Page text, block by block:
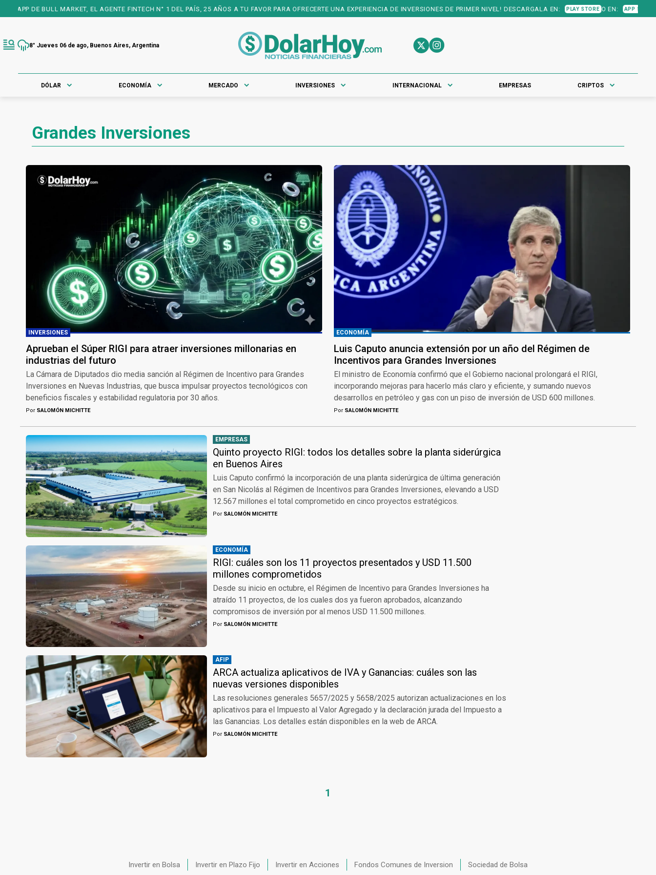
BULL MARKET, EL AGENTE FINTECH N° 1 DEL PAÍS, 25 AÑOS A TU FAVOR PARA OFRECERTE UNA EXPERIENCIA DE INVERSIONES DE PRIMER NIVEL! DESCARGALA EN: PLAY STORE O EN: APP STORE
8° Jueves 06 de ago, Buenos Aires, Argentina
DÓLAR ECONOMÍA MERCADO INVERSIONES INTERNACIONAL EMPRESAS CRIPTOS
Grandes Inversiones
INVERSIONES
Aprueban el Súper RIGI para atraer inversiones millonarias en
industrias del futuro
La Cámara de Diputados dio media sanción al Régimen de Incentivo para Grandes
Inversiones en Nuevas Industrias, que busca impulsar proyectos tecnológicos con
beneficios fiscales y estabilidad regulatoria por 30 años.
Por SALOMÓN MICHITTE
ECONOMÍA
Luis Caputo anuncia extensión por un año del Régimen de
Incentivos para Grandes Inversiones
El ministro de Economía confirmó que el Gobierno nacional prolongará el RIGI,
incorporando mejoras para hacerlo más claro y eficiente, y sumando nuevos
desarrollos en petróleo y gas con un piso de inversión de USD 600 millones.
Por SALOMÓN MICHITTE
EMPRESAS
Quinto proyecto RIGI: todos los detalles sobre la planta siderúrgica
en Buenos Aires
Luis Caputo confirmó la incorporación de una planta siderúrgica de última generación
en San Nicolás al Régimen de Incentivos para Grandes Inversiones, elevando a USD
12.567 millones el total comprometido en cinco proyectos estratégicos.
Por SALOMÓN MICHITTE
ECONOMÍA
RIGI: cuáles son los 11 proyectos presentados y USD 11.500
millones comprometidos
Desde su inicio en octubre, el Régimen de Incentivo para Grandes Inversiones ha
atraído 11 proyectos, de los cuales dos ya fueron aprobados, alcanzando
compromisos de inversión por al menos USD 11.500 millones.
Por SALOMÓN MICHITTE
AFIP
ARCA actualiza aplicativos de IVA y Ganancias: cuáles son las
nuevas versiones disponibles
Las resoluciones generales 5657/2025 y 5658/2025 autorizan actualizaciones en los
aplicativos para el Impuesto al Valor Agregado y la declaración jurada del Impuesto a
las Ganancias. Los detalles están disponibles en la web de ARCA.
Por SALOMÓN MICHITTE
1
Invertir en Bolsa Invertir en Plazo Fijo Invertir en Acciones Fondos Comunes de Inversion Sociedad de Bolsa